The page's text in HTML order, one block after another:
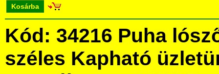
Kosárba
Kód: 34216 Puha
széles Kapható